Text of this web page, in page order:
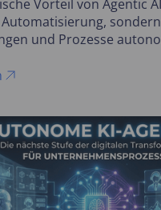
Vorteil von Agentic
und Prozesse